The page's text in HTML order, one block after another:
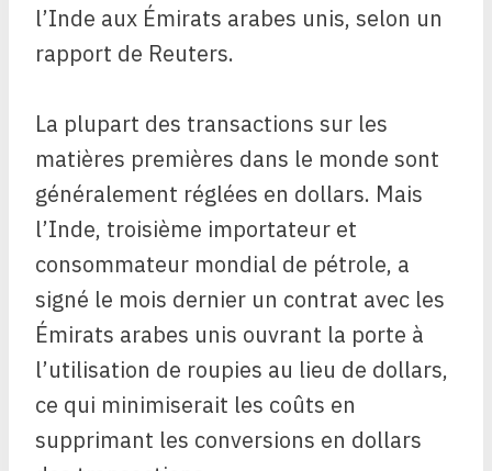
l’Inde aux Émirats arabes unis, selon un
rapport de Reuters.
La plupart des transactions sur les
matières premières dans le monde sont
généralement réglées en dollars. Mais
l’Inde, troisième importateur et
consommateur mondial de pétrole, a
signé le mois dernier un contrat avec les
Émirats arabes unis ouvrant la porte à
l’utilisation de roupies au lieu de dollars,
ce qui minimiserait les coûts en
supprimant les conversions en dollars